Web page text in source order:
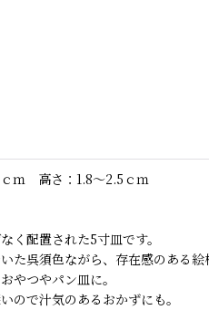
ｍ 高さ：1.8〜2.5ｃｍ
く配置された5寸皿です。
た呉須色ながら、存在感のある絵
やつやパン皿に。
ので汁気のあるおかずにも。